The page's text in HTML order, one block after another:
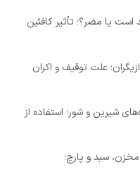
یا مضر؟؛ تأثیر کافئین
علت توقیف و اکران
شیرین و شور؛ استفاده از
سبد و پارچ؛